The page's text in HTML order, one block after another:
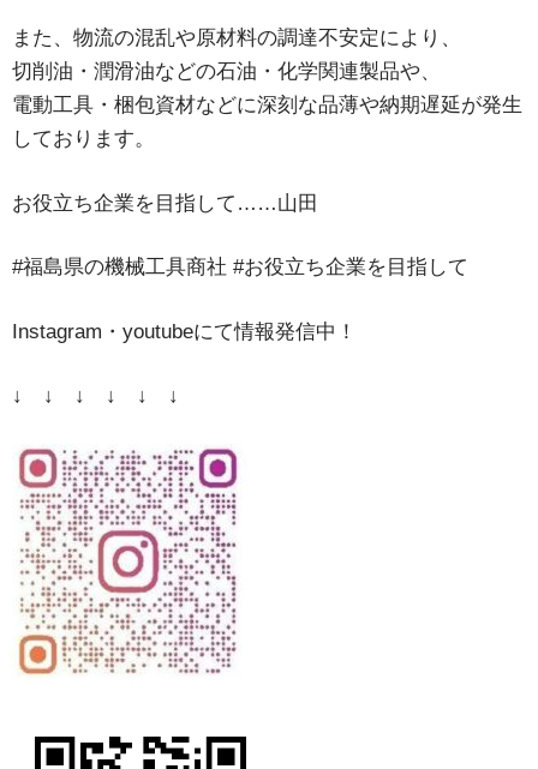
また、物流の混乱や原材料の調達不安定により、
切削油・潤滑油などの石油・化学関連製品や、
電動工具・梱包資材などに深刻な品薄や納期遅延が発生
しております。
お役立ち企業を目指して……山田
#福島県の機械工具商社 #お役立ち企業を目指して
Instagram・youtubeにて情報発信中！
↓ ↓ ↓ ↓ ↓ ↓